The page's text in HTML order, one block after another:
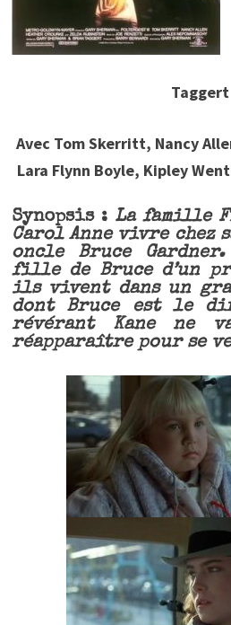
Taggert
Avec Tom Skerritt, Nancy
Lara Flynn Boyle, Kipley
Synopsis : La famille
Carol Anne vivre chez
oncle Bruce
fille de Bruce d’un
ils vivent dans un
dont Bruce est le
révérant Kane ne
réapparaître pour se